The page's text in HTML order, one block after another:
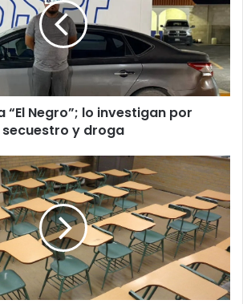
“El Negro”; lo investigan por
secuestro y droga